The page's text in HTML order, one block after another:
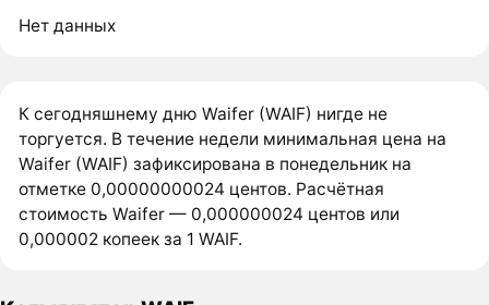
Нет данных
К сегодняшнему дню Waifer (WAIF) нигде не
торгуется. В течение недели минимальная цена на
Waifer (WAIF) зафиксирована в понедельник на
отметке 0,00000000024 центов. Расчётная
стоимость Waifer — 0,000000024 центов или
0,000002 копеек за 1 WAIF.